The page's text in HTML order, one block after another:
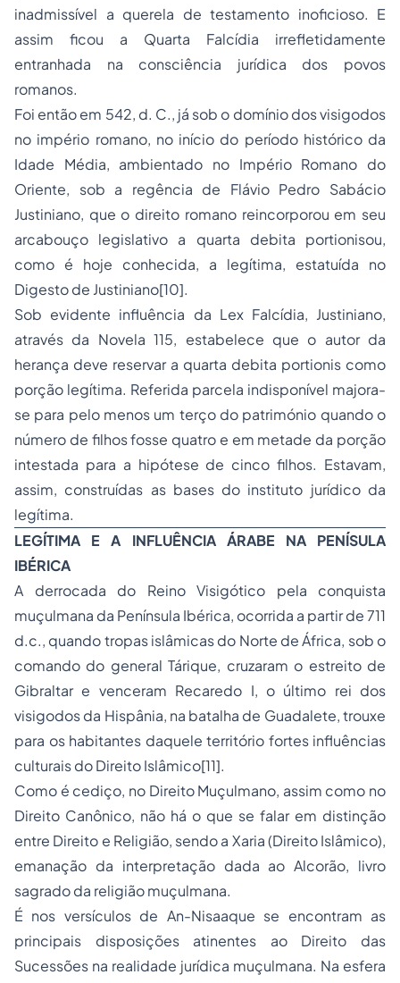
inadmissível a querela de testamento inoficioso. E
assim ficou a Quarta Falcídia irrefletidamente
entranhada na consciência jurídica dos povos
romanos.
Foi então em 542, d. C., já sob o domínio dos visigodos
no império romano, no início do período histórico da
Idade Média, ambientado no Império Romano do
Oriente, sob a regência de Flávio Pedro Sabácio
Justiniano, que o direito romano reincorporou em seu
arcabouço legislativo a quarta debita portionisou,
como é hoje conhecida, a legítima, estatuída no
Digesto de Justiniano[10].
Sob evidente influência da Lex Falcídia, Justiniano,
através da Novela 115, estabelece que o autor da
herança deve reservar a quarta debita portionis como
porção legítima. Referida parcela indisponível majora-
se para pelo menos um terço do património quando o
número de filhos fosse quatro e em metade da porção
intestada para a hipótese de cinco filhos. Estavam,
assim, construídas as bases do instituto jurídico da
legítima.
LEGÍTIMA E A INFLUÊNCIA ÁRABE NA PENÍSULA
IBÉRICA
A derrocada do Reino Visigótico pela conquista
muçulmana da Península Ibérica, ocorrida a partir de 711
d.c., quando tropas islâmicas do Norte de África, sob o
comando do general Tárique, cruzaram o estreito de
Gibraltar e venceram Recaredo I, o último rei dos
visigodos da Hispânia, na batalha de Guadalete, trouxe
para os habitantes daquele território fortes influências
culturais do Direito Islâmico[11].
Como é cediço, no Direito Muçulmano, assim como no
Direito Canônico, não há o que se falar em distinção
entre Direito e Religião, sendo a Xaria (Direito Islâmico),
emanação da interpretação dada ao Alcorão, livro
sagrado da religião muçulmana.
É nos versículos de An-Nisaaque se encontram as
principais disposições atinentes ao Direito das
Sucessões na realidade jurídica muçulmana. Na esfera